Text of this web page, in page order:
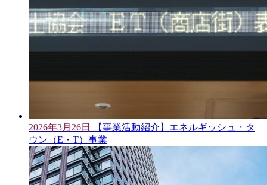
2026年3月26日
【事業活動紹介】エネルギッシュ・タ
ウン（E・T）事業